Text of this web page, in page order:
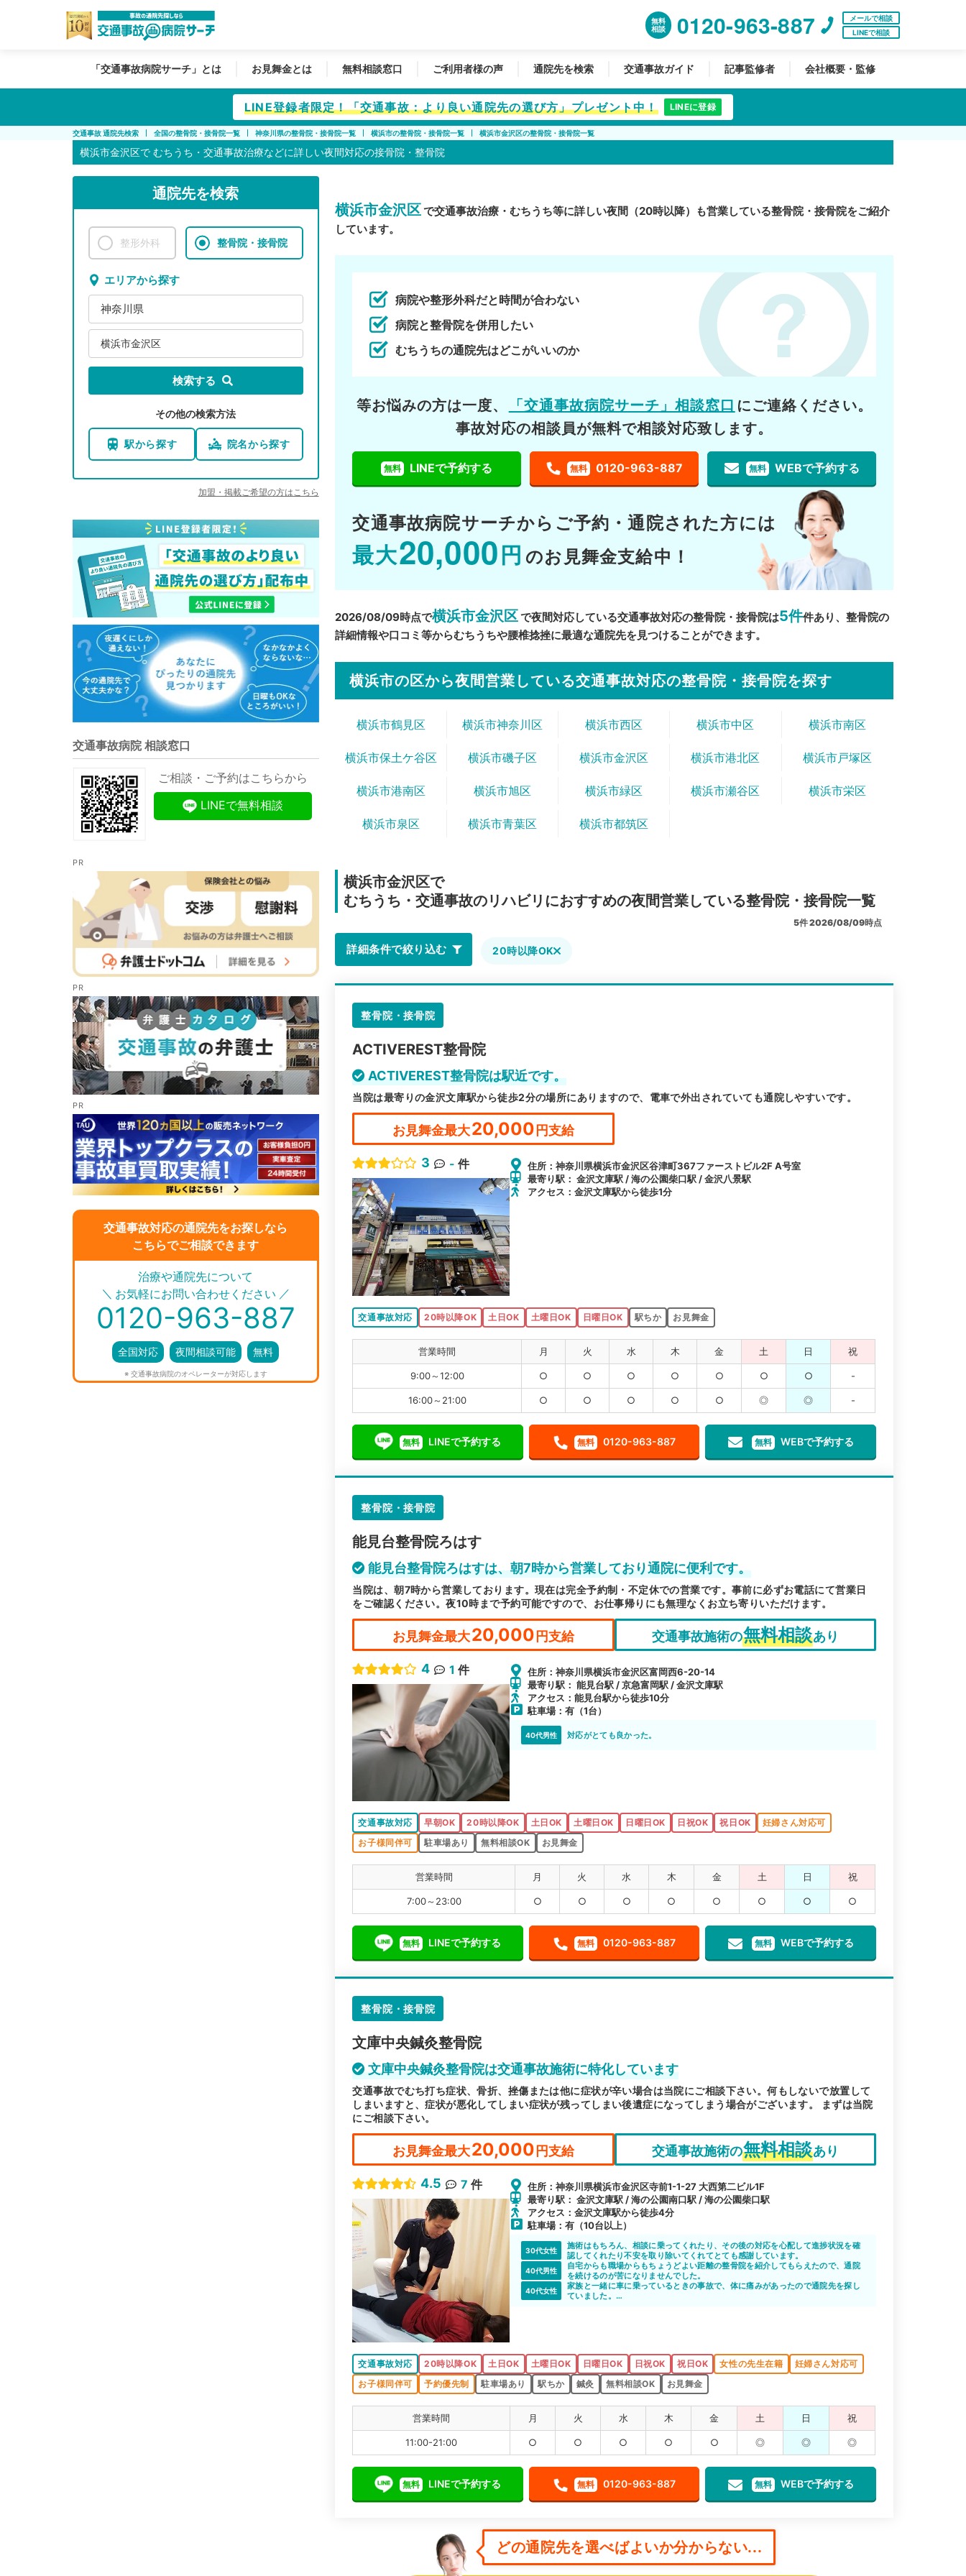
無料
相談
0120-963-887
メールで相談
LINEで相談
「交通事故病院サーチ」とは お見舞金とは 無料相談窓口 ご利用者様の声 通院先を検索 交通事故ガイド 記事監修者 会社概要・監修
LINE登録者限定！「交通事故：より良い通院先の選び方」プレゼント中！ LINEに登録
交通事故 通院先検索 全国の整骨院・接骨院一覧 神奈川県の整骨院・接骨院一覧 横浜市の整骨院・接骨院一覧 横浜市金沢区の整骨院・接骨院一覧
横浜市金沢区で むちうち・交通事故治療などに詳しい夜間対応の接骨院・整骨院
通院先を検索
整形外科 整骨院・接骨院
エリアから探す
神奈川県
横浜市金沢区
検索する
その他の検索方法
駅から探す 院名から探す
加盟・掲載ご希望の方はこちら
交通事故病院 相談窓口
ご相談・ご予約はこちらから
LINEで無料相談
交通事故対応の通院先をお探しなら
こちらでご相談できます
＼ ／
治療や通院先について
お気軽にお問い合わせください
0120-963-887
全国対応 夜間相談可能 無料
※ 交通事故病院のオペレーターが対応します
横浜市金沢区で交通事故治療・むちうち等に詳しい夜間（20時以降）も営業している整骨院・接骨院をご紹介
しています。
病院や整形外科だと時間が合わない
病院と整骨院を併用したい
むちうちの通院先はどこがいいのか
等お悩みの方は一度、 「交通事故病院サーチ」相談窓口 にご連絡ください。
事故対応の相談員が無料で相談対応致します。
無料 LINEで予約する 無料 0120-963-887 無料 WEBで予約する
交通事故病院サーチから ご予約・通院された方には
最大20,000 円 のお見舞金支給中！
2026/08/09時点で横浜市金沢区で夜間対応している交通事故対応の整骨院・接骨院は5件件あり、整骨院の
詳細情報や口コミ等からむちうちや腰椎捻挫に最適な通院先を見つけることができます。
横浜市の区から夜間営業している交通事故対応の整骨院・接骨院を探す
横浜市鶴見区 横浜市神奈川区 横浜市西区 横浜市中区 横浜市南区
横浜市保土ケ谷区 横浜市磯子区 横浜市金沢区 横浜市港北区 横浜市戸塚区
横浜市港南区 横浜市旭区 横浜市緑区 横浜市瀬谷区 横浜市栄区
横浜市泉区 横浜市青葉区 横浜市都筑区
横浜市金沢区で
むちうち・交通事故のリハビリにおすすめの夜間営業している整骨院・接骨院一覧
5件2026/08/09時点
詳細条件で絞り込む 20時以降OK
整骨院・接骨院
ACTIVEREST整骨院
ACTIVEREST整骨院は駅近です。
当院は最寄りの金沢文庫駅から徒歩2分の場所にありますので、電車で外出されていても通院しやすいです。
お見舞金最大20,000円支給
3 - 件
住所：神奈川県横浜市金沢区谷津町367ファーストビル2F A号室
最寄り駅： 金沢文庫駅 / 海の公園柴口駅 / 金沢八景駅
アクセス：金沢文庫駅から徒歩1分
交通事故対応 20時以降OK 土日OK 土曜日OK 日曜日OK 駅ちか お見舞金
営業時間 月 火 水 木 金 土 日 祝
9:00～12:00 ○ ○ ○ ○ ○ ○ ○ -
16:00～21:00 ○ ○ ○ ○ ○ ◎ ◎ -
無料 LINEで予約する 無料 0120-963-887 無料 WEBで予約する
整骨院・接骨院
能見台整骨院ろはす
能見台整骨院ろはすは、朝7時から営業しており通院に便利です。
当院は、朝7時から営業しております。現在は完全予約制・不定休での営業です。事前に必ずお電話にて営業日
をご確認ください。夜10時まで予約可能ですので、お仕事帰りにも無理なくお立ち寄りいただけます。
お見舞金最大20,000円支給 交通事故施術の無料相談あり
4 1 件
住所：神奈川県横浜市金沢区富岡西6-20-14
最寄り駅： 能見台駅 / 京急富岡駅 / 金沢文庫駅
アクセス：能見台駅から徒歩10分
駐車場：有（1台）
40代男性 対応がとても良かった。
交通事故対応 早朝OK 20時以降OK 土日OK 土曜日OK 日曜日OK 日祝OK 祝日OK
妊婦さん対応可
お子様同伴可
駐車場あり 無料相談OK お見舞金
営業時間 月 火 水 木 金 土 日 祝
7:00～23:00 ○ ○ ○ ○ ○ ○ ○ ○
無料 LINEで予約する 無料 0120-963-887 無料 WEBで予約する
整骨院・接骨院
文庫中央鍼灸整骨院
文庫中央鍼灸整骨院は交通事故施術に特化しています
交通事故でむち打ち症状、骨折、挫傷または他に症状が辛い場合は当院にご相談下さい。何もしないで放置して
しまいますと、症状が悪化してしまい症状が残ってしまい後遺症になってしまう場合がございます。 まずは当院
にご相談下さい。
お見舞金最大20,000 円支給 交通事故施術の無料相談あり
4.5 7 件
住所：神奈川県横浜市金沢区寺前1-1-27 大西第二ビル1F
最寄り駅： 金沢文庫駅 / 海の公園南口駅 / 海の公園柴口駅
アクセス：金沢文庫駅から徒歩4分
駐車場：有（10台以上）
30代女性
施術はもちろん、相談に乗ってくれたり、その後の対応を心配して進捗状況を確
認してくれたり不安を取り除いてくれてとても感謝しています。
40代男性
自宅からも職場からもちょうどよい距離の整骨院を紹介してもらえたので、通院
を続けるのが苦になりませんでした。
40代女性
家族と一緒に車に乗っているときの事故で、体に痛みがあったので通院先を探し
ていました。
交通事故対応 20時以降OK 土日OK 土曜日OK 日曜日OK 日祝OK 祝日OK 女性の先生在籍
妊婦さん対応可
お子様同伴可
予約優先制 駐車場あり 駅ちか 鍼灸 無料相談OK お見舞金
営業時間 月 火 水 木 金 土 日 祝
11:00-21:00 ○ ○ ○ ○ ○ ◎ ◎ ◎
無料 LINEで予約する 無料 0120-963-887 無料 WEBで予約する
どの通院先を選べばよいか分からない...